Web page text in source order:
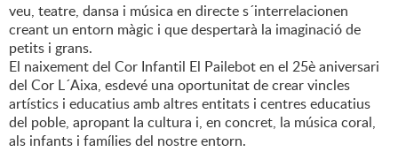
veu, teatre, dansa i música en directe s´interrelacionen
creant un entorn màgic i que despertarà la imaginació de
petits i grans.
El naixement del Cor Infantil El Pailebot en el 25è aniversari
del Cor L´Aixa, esdevé una oportunitat de crear vincles
artístics i educatius amb altres entitats i centres educatius
del poble, apropant la cultura i, en concret, la música coral,
als infants i famílies del nostre entorn.